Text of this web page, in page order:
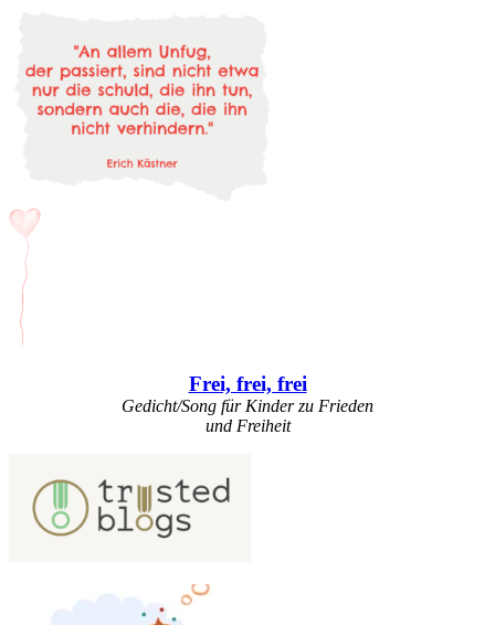
Frei, frei, frei
Gedicht/Song für Kinder zu Frieden
und Freiheit